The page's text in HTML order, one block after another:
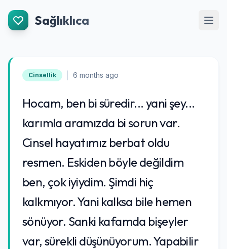
İçeriğe Git
Sağlıklıca
Cinsellik 6 months ago
Hocam, ben bi süredir... yani şey...
karımla aramızda bi sorun var.
Cinsel hayatımız berbat oldu
resmen. Eskiden böyle değildim
ben, çok iyiydim. Şimdi hiç
kalkmıyor. Yani kalksa bile hemen
sönüyor. Sanki kafamda bişeyler
var, sürekli düşünüyorum. Yapabilir